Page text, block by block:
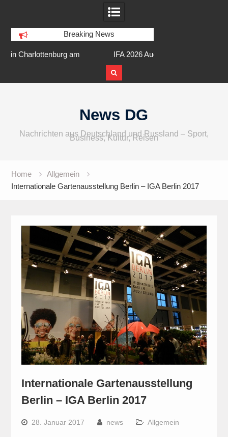
Breaking News
IFA 2026 Audio wird größer,
internationaler und vielfältiger
News DG
Nachrichten aus Deutschland und Russland – Sport,
Business, Kultur, Reisen
Home
Allgemein
Internationale Gartenausstellung Berlin – IGA Berlin 2017
Internationale Gartenausstellung
Berlin – IGA Berlin 2017
28. Januar 2017 news Allgemein